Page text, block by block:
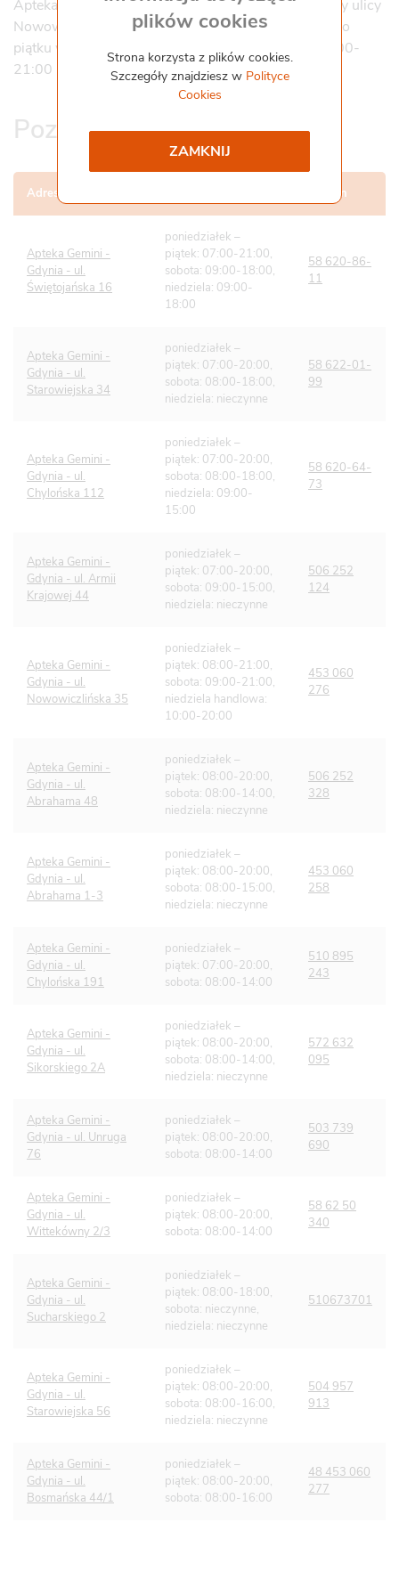
Współpraca i kontakt
Pliki do pobrania
Staż
Gemini Praca
Apteka Gemini stacjonarna w Gdyni znajduje się przy ulicy
Nowowiczlińskiej 35 i jest czynna od poniedziałku do
piątku w godzinach 8:00-21:00, oraz w soboty 09:00-
21:00 i niedziele handlowe 10:00-20.00.
Pozostałe apteki w Gdyni
Adres apteki Telefon
Apteka Gemini -
Gdynia - ul.
Świętojańska 16
poniedziałek –
piątek: 07:00-21:00,
sobota: 09:00-18:00,
niedziela: 09:00-
18:00
58 620-86-
11
Apteka Gemini -
Gdynia - ul.
Starowiejska 34
poniedziałek –
piątek: 07:00-20:00,
sobota: 08:00-18:00,
niedziela: nieczynne
58 622-01-
99
Apteka Gemini -
Gdynia - ul.
Chylońska 112
poniedziałek –
piątek: 07:00-20:00,
sobota: 08:00-18:00,
niedziela: 09:00-
15:00
58 620-64-
73
Apteka Gemini -
Gdynia - ul. Armii
Krajowej 44
poniedziałek –
piątek: 07:00-20:00,
sobota: 09:00-15:00,
niedziela: nieczynne
506 252
124
Apteka Gemini -
Gdynia - ul.
Nowowiczlińska 35
poniedziałek –
piątek: 08:00-21:00,
sobota: 09:00-21:00,
niedziela handlowa:
10:00-20:00
453 060
276
Apteka Gemini -
Gdynia - ul.
Abrahama 48
poniedziałek –
piątek: 08:00-20:00,
sobota: 08:00-14:00,
niedziela: nieczynne
506 252
328
Apteka Gemini -
Gdynia - ul.
Abrahama 1-3
poniedziałek –
piątek: 08:00-20:00,
sobota: 08:00-15:00,
niedziela: nieczynne
453 060
258
Apteka Gemini -
Gdynia - ul.
Chylońska 191
poniedziałek –
piątek: 07:00-20:00,
sobota: 08:00-14:00
510 895
243
Apteka Gemini -
Gdynia - ul.
Sikorskiego 2A
poniedziałek –
piątek: 08:00-20:00,
sobota: 08:00-14:00,
niedziela: nieczynne
572 632
095
Apteka Gemini -
Gdynia - ul. Unruga
76
poniedziałek –
piątek: 08:00-20:00,
sobota: 08:00-14:00
503 739
690
Apteka Gemini -
Gdynia - ul.
Wittekówny 2/3
poniedziałek –
piątek: 08:00-20:00,
sobota: 08:00-14:00
58 62 50
340
Apteka Gemini -
Gdynia - ul.
Sucharskiego 2
poniedziałek –
piątek: 08:00-18:00,
sobota: nieczynne,
niedziela: nieczynne
510673701
Apteka Gemini -
Gdynia - ul.
Starowiejska 56
poniedziałek –
piątek: 08:00-20:00,
sobota: 08:00-16:00,
niedziela: nieczynne
504 957
913
Apteka Gemini -
Gdynia - ul.
Bosmańska 44/1
poniedziałek –
piątek: 08:00-20:00,
sobota: 08:00-16:00
48 453 060
277
plików cookies
Strona korzysta z plików cookies.
Szczegóły znajdziesz w Polityce
Cookies
ZAMKNIJ